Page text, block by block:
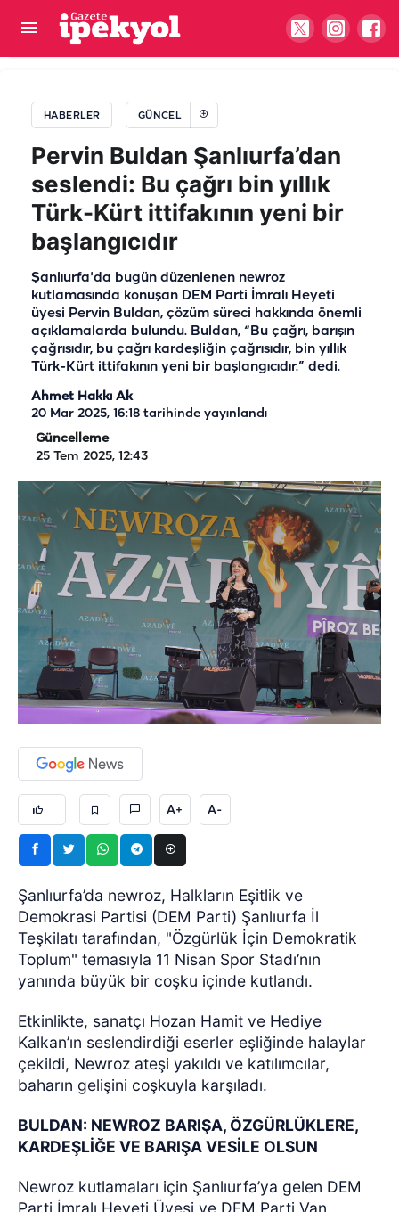
HABERLER GÜNCEL
Pervin Buldan Şanlıurfa’dan
seslendi: Bu çağrı bin yıllık
Türk-Kürt ittifakının yeni bir
başlangıcıdır
Şanlıurfa'da bugün düzenlenen newroz
kutlamasında konuşan DEM Parti İmralı Heyeti
üyesi Pervin Buldan, çözüm süreci hakkında önemli
açıklamalarda bulundu. Buldan, “Bu çağrı, barışın
çağrısıdır, bu çağrı kardeşliğin çağrısıdır, bin yıllık
Türk-Kürt ittifakının yeni bir başlangıcıdır.” dedi.
Ahmet Hakkı Ak
20 Mar 2025, 16:18 tarihinde yayınlandı
Güncelleme
25 Tem 2025, 12:43
A+ A-
Şanlıurfa’da newroz, Halkların Eşitlik ve
Demokrasi Partisi (DEM Parti) Şanlıurfa İl
Teşkilatı tarafından, "Özgürlük İçin Demokratik
Toplum" temasıyla 11 Nisan Spor Stadı’nın
yanında büyük bir coşku içinde kutlandı.
Etkinlikte, sanatçı Hozan Hamit ve Hediye
Kalkan’ın seslendirdiği eserler eşliğinde halaylar
çekildi, Newroz ateşi yakıldı ve katılımcılar,
baharın gelişini coşkuyla karşıladı.
BULDAN: NEWROZ BARIŞA, ÖZGÜRLÜKLERE,
KARDEŞLİĞE VE BARIŞA VESİLE OLSUN
Newroz kutlamaları için Şanlıurfa’ya gelen DEM
Parti İmralı Heyeti Üyesi ve DEM Parti Van
Bakan Memişoğlu'ndan Şanlıurfa Şehir Hastanesi